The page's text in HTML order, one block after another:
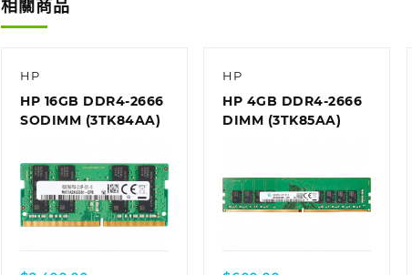
相關商品
HP
HP 16GB DDR4-2666
SODIMM (3TK84AA)
HP
HP 4GB DDR4-2666
DIMM (3TK85AA)